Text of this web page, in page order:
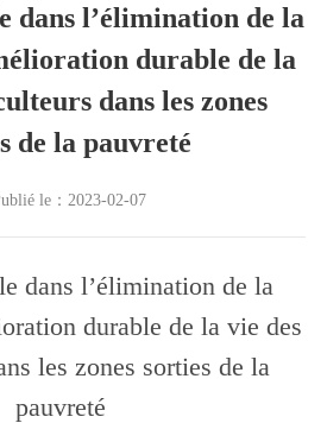
dans l’élimination de la
durable de la
dans les zones
de la pauvreté
le：2023-02-07
dans l’élimination de la
durable de la vie des
les zones sorties de la
pauvreté